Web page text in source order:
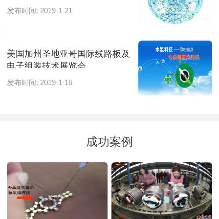
发布时间: 2019-1-21
美国加州圣地亚哥国际线路板及
电子组装技术展览会
发布时间: 2019-1-16
成功案例